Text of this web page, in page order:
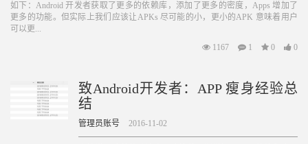
如下：Android 开发者获取了更多的依赖库，添加了更多的密度，Apps 增加了
更多的功能。但实际上我们应该让APKs 尽可能的小，更小的APK 意味着用户
可以更...
1167
1 0 0
致Android开发者：APP 瘦身经验总
结
管理员账号 2016-11-02